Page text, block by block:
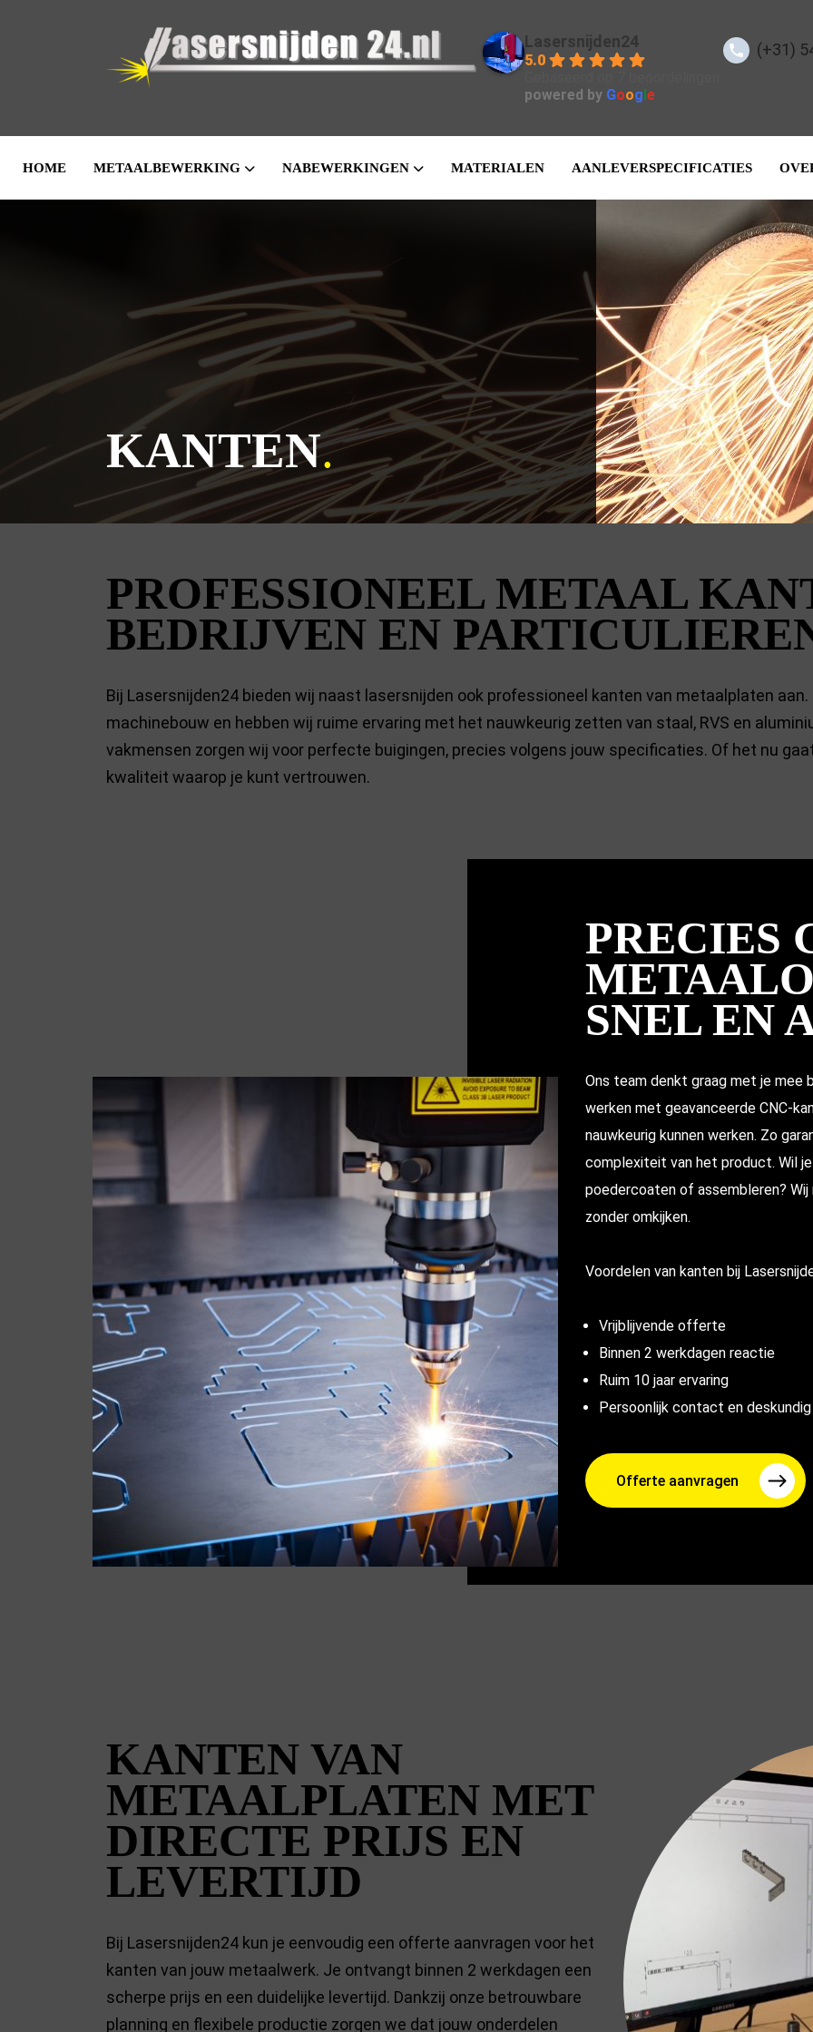
Lasersnijden24
5.0
powered by Google
(+31)
HOME METAALBEWERKING NABEWERKINGEN MATERIALEN AANLEVERSPECIFICATIES
KANTEN.
PROFESSIONEEL METAAL
BEDRIJVEN EN
Bij Lasersnijden24 bieden wij naast lasersnijden ook professioneel kanten van metaalplaten
machinebouw en hebben wij ruime ervaring met het nauwkeurig zetten van staal, RVS en
vakmensen zorgen wij voor perfecte buigingen, precies volgens jouw specificaties. Of het nu
kwaliteit waarop je kunt vertrouwen.
PRECIES
SNEL EN
Ons team denkt graag met je mee
werken met geavanceerde CNC-
nauwkeurig kunnen werken. Zo
complexiteit van het product. Wil
poedercoaten of assembleren?
zonder omkijken.
Voordelen van kanten bij
Vrijblijvende offerte
Binnen 2 werkdagen reactie
Ruim 10 jaar ervaring
Persoonlijk contact en
Offerte aanvragen
KANTEN VAN
METAALPLATEN MET
DIRECTE PRIJS EN
LEVERTIJD
Bij Lasersnijden24 kun je eenvoudig een offerte aanvragen voor het
kanten van jouw metaalwerk. Je ontvangt binnen 2 werkdagen een
scherpe prijs en een duidelijke levertijd. Dankzij onze betrouwbare
planning en flexibele productie zorgen we dat jouw onderdelen